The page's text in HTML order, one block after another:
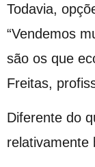
Todavia,
“Vendemos
são os que
Freitas,
Diferente do
relativamente